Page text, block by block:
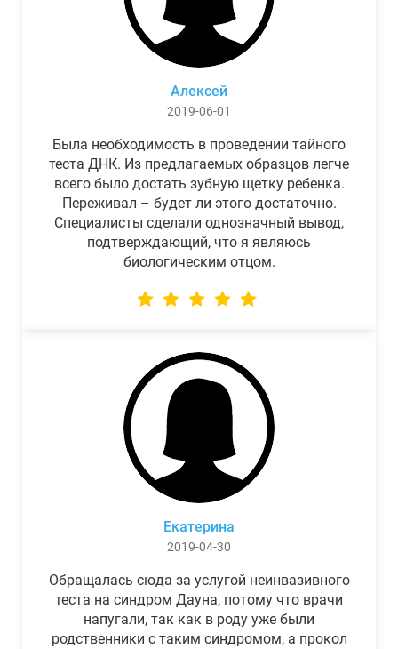
Алексей
2019-06-01
Была необходимость в проведении тайного
теста ДНК. Из предлагаемых образцов легче
всего было достать зубную щетку ребенка.
Переживал – будет ли этого достаточно.
Специалисты сделали однозначный вывод,
подтверждающий, что я являюсь
биологическим отцом.
Екатерина
2019-04-30
Обращалась сюда за услугой неинвазивного
теста на синдром Дауна, потому что врачи
напугали, так как в роду уже были
родственники с таким синдромом, а прокол